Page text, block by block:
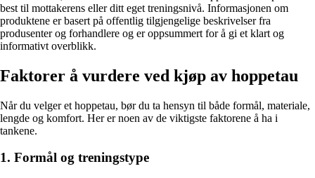
best til mottakerens eller ditt eget treningsnivå. Informasjonen om
produktene er basert på offentlig tilgjengelige beskrivelser fra
produsenter og forhandlere og er oppsummert for å gi et klart og
informativt overblikk.
Faktorer å vurdere ved kjøp av hoppe­tau
Når du velger et hoppe­tau, bør du ta hensyn til både formål, materiale,
lengde og komfort. Her er noen av de viktigste faktorene å ha i
tankene.
1. Formål og treningstype